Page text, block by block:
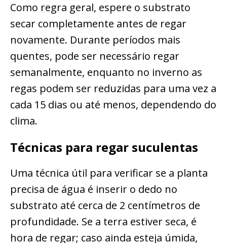
Como regra geral, espere o substrato
secar completamente antes de regar
novamente. Durante períodos mais
quentes, pode ser necessário regar
semanalmente, enquanto no inverno as
regas podem ser reduzidas para uma vez a
cada 15 dias ou até menos, dependendo do
clima.
Técnicas para regar suculentas
Uma técnica útil para verificar se a planta
precisa de água é inserir o dedo no
substrato até cerca de 2 centímetros de
profundidade. Se a terra estiver seca, é
hora de regar; caso ainda esteja úmida,